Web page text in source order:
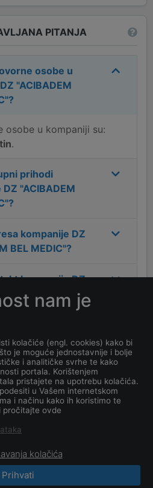
PITANJA
osobe u
DZ "ACIBADEM
?
osobe u kompaniji su:
.
prihodi
DZ "ACIBADEM
?
kompanije DZ
BEL MEDIC"?
kompanijeDZ
BEL MEDIC"?
DZ "ACIBADEM
?
osnivanja
DZ "ACIBADEM
?
© 2026
| Izjava o privatnosti
nam je
kolačiće (engl. cookies) kako bi
je moguće jednostavnije i bolje
i analitičke svrhe te kako
portala. Korištenjem
pristajete na upotrebu kolačića.
u Vašem internetskom
i načinu kako ih koristimo te
pročitajte ovde
kolačića
Prihvati